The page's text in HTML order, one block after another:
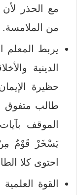
مع الحذر
من الملامسة.
يربط المعلم
الدينية
حظيرة
طالب متفوق
الموقف
يَسْخَرْ قَوْمٌ مِنْ
احتوى كلا
القوة